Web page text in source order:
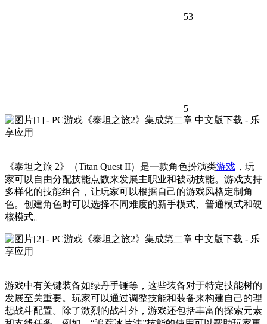
53
5
《泰坦之旅 2》（Titan Quest II）是一款角色扮演类游戏 ，玩
家可以自由分配技能点数来发展主职业和被动技能。游戏支持
多样化的技能组合，让玩家可以根据自己的游戏风格定制角
色。创建角色时可以选择不同难度的新手模式、普通模式和硬
核模式。
游戏中有关键装备如绿丹手锤等，这些装备对于特定技能树的
发展至关重要。玩家可以通过调整技能和装备来构建自己的理
想战斗配置。除了激烈的战斗外，游戏还包括丰富的探索元素